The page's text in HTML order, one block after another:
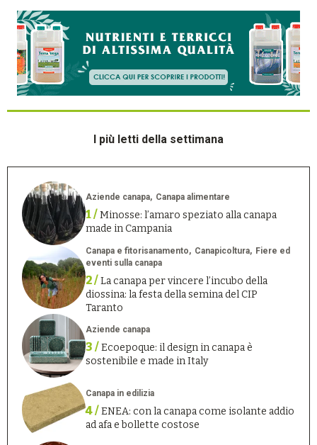
I più letti della settimana
Aziende canapa Canapa alimentare
1 /Minosse: l’amaro speziato alla canapa
made in Campania
Canapa e fitorisanamento Canapicoltura
Fiere ed
eventi sulla canapa
2 /La canapa per vincere l’incubo della
diossina: la festa della semina del CIP
Taranto
Aziende canapa
3 /Ecoepoque: il design in canapa è
sostenibile e made in Italy
Canapa in edilizia
4 /ENEA: con la canapa come isolante addio
ad afa e bollette costose